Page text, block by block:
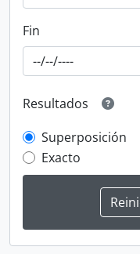
Fin
Resultados
Superposición
Exacto